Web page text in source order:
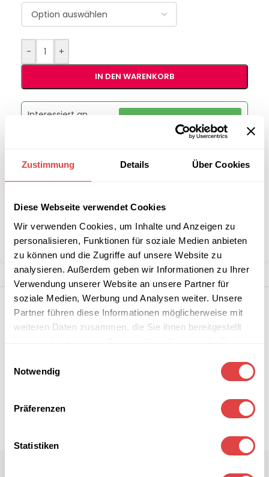
Zustimmung Details Über Cookies
Diese Webseite verwendet Cookies
Wir verwenden Cookies, um Inhalte und Anzeigen zu
personalisieren, Funktionen für soziale Medien anbieten
zu können und die Zugriffe auf unsere Website zu
analysieren. Außerdem geben wir Informationen zu Ihrer
Verwendung unserer Website an unsere Partner für
soziale Medien, Werbung und Analysen weiter. Unsere
Partner führen diese Informationen möglicherweise mit
weiteren Daten zusammen, die Sie ihnen bereitgestellt
Notwendig
Präferenzen
Statistiken
- +
IN DEN WARENKORB
Interessiert an
anfordern
Artikelnummer:n. v.
Schlagwort: Schwer Entflammbar B1
Marke:Gastro Uzal
Teilen: